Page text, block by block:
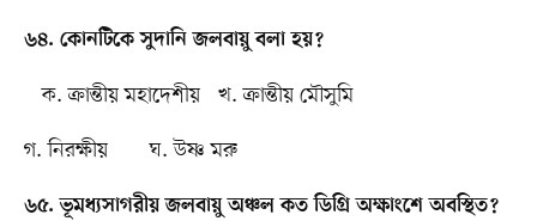
৬৪. কোনটিকে সুদানি জলবায়ু বলা হয়?
ক. ক্রান্তীয় মহাদেশীয় খ. ক্রান্তীয় মৌসুমি
গ. নিরক্ষীয় ঘ. উষ্ণ মরু
৬৫. ভূমধ্যসাগরীয় জলবায়ু অঞ্চল কত ডিগ্রি অক্ষাংশে অবস্থিত?